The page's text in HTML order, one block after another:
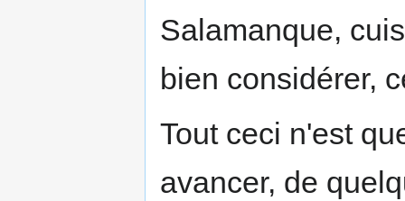
Salamanque,
bien considérer,
Tout ceci n'est
avancer, de